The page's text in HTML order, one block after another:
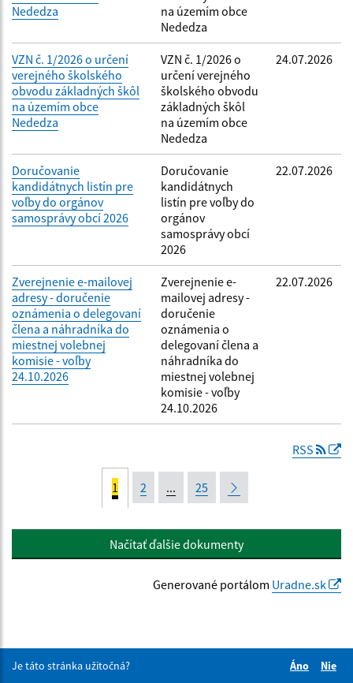
Nededza
na územím obce
Nededza
VZN č. 1/2026 o určení
verejného školského
obvodu základných škôl
na územím obce
Nededza
VZN č. 1/2026 o
určení verejného
školského obvodu
základných škôl
na územím obce
Nededza
24.07.2026
Doručovanie
kandidátnych listín pre
voľby do orgánov
samosprávy obcí 2026
Doručovanie
kandidátnych
listín pre voľby do
orgánov
samosprávy obcí
2026
22.07.2026
Zverejnenie e-mailovej
adresy - doručenie
oznámenia o delegovaní
člena a náhradníka do
miestnej volebnej
komisie - voľby
24.10.2026
Zverejnenie e-
mailovej adresy -
doručenie
oznámenia o
delegovaní člena a
náhradníka do
miestnej volebnej
komisie - voľby
24.10.2026
22.07.2026
RSS
1 2 ... 25
Načítať ďalšie dokumenty
Generované portálom Uradne.sk
Je táto stránka užitočná?
Áno
Nie